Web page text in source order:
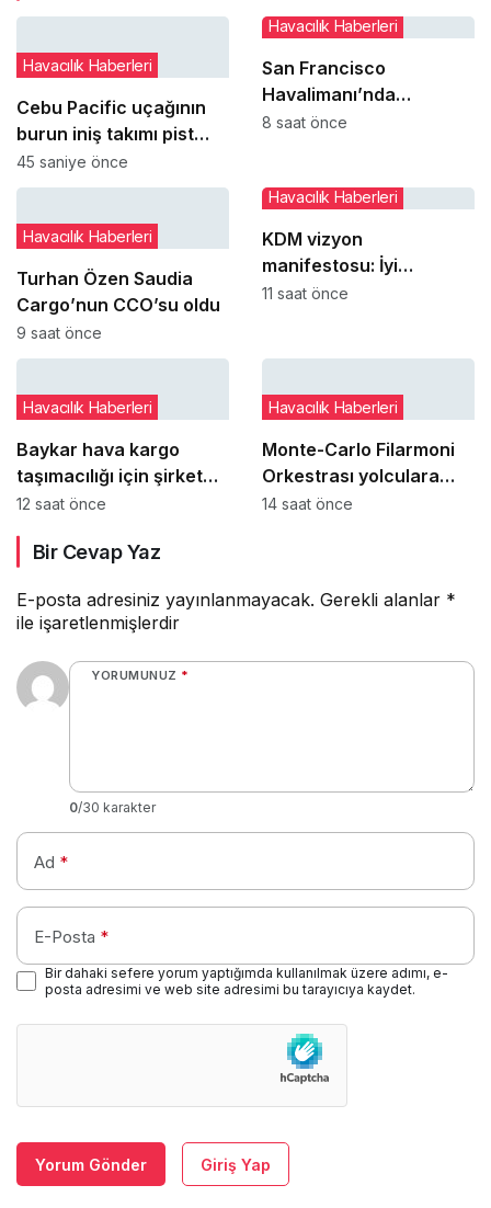
Cebu Pacific uçağının
burun iniş takımı pist
dönüşünde çim alana
çıktı
Havacılık Haberleri
45 saniye önce
San Francisco
Havalimanı’nda
uçakların paralel
başlıyor
Havacılık Haberleri
8 saat önce
Turhan Özen Saudia
Cargo’nun CCO’su oldu
Havacılık Haberleri
9 saat önce
KDM vizyon
manifestosu: İyi
yönetimi kişilere bağlı
Havacılık Haberleri
11 saat önce
Baykar hava kargo
taşımacılığı için şirket
kurmaya hazırlanıyor
Havacılık Haberleri
12 saat önce
Monte-Carlo Filarmoni
Orkestrası yolculara
uçakta sürpriz konser
Havacılık Haberleri
14 saat önce
Bir Cevap Yaz
E-posta adresiniz yayınlanmayacak. Gerekli alanlar *
ile işaretlenmişlerdir
YORUMUNUZ *
0/30 karakter
Ad *
E-Posta *
Bir dahaki sefere yorum yaptığımda kullanılmak üzere adımı, e-
posta adresimi ve web site adresimi bu tarayıcıya kaydet.
Yorum Gönder Giriş Yap